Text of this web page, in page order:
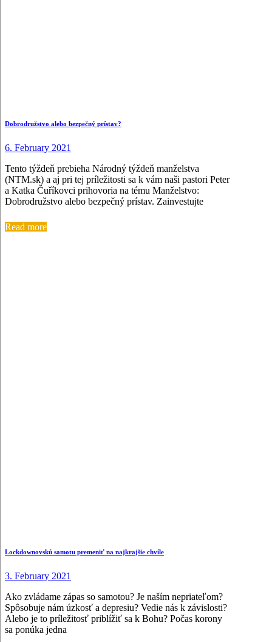
Dobrodružstvo alebo bezpečný prístav?
6. February 2021
Tento týždeň prebieha Národný týždeň manželstva
(NTM.sk) a aj pri tej príležitosti sa k vám naši pastori Peter
a Katka Čuříkovci prihovoria na tému Manželstvo:
Dobrodružstvo alebo bezpečný prístav. Zainvestujte
Read more
Lockdownovskú samotu premeniť na najkrajšie chvíle
3. February 2021
Ako zvládame zápas so samotou? Je naším nepriateľom?
Spôsobuje nám úzkosť a depresiu? Vedie nás k závislosti?
Alebo je to príležitosť priblížiť sa k Bohu? Počas korony
sa ponúka jedna